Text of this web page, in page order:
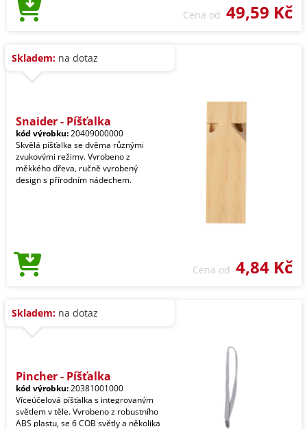
Cena od 49,59 Kč
Skladem: na dotaz
Snaider - Píšťalka
kód výrobku:20409000000
Skvělá píšťalka se dvěma různými
zvukovými režimy. Vyrobeno z
měkkého dřeva, ručně vyrobený
design s přírodním nádechem.
Cena od 4,84 Kč
Skladem: na dotaz
Pincher - Píšťalka
kód výrobku:20381001000
Víceúčelová píšťalka s integrovaným
světlem v těle. Vyrobeno z robustního
ABS plastu, se 6 COB světly a několika